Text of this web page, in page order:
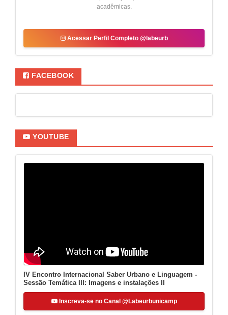
acadêmicas.
Acessar Perfil Completo @labeurb
FACEBOOK
YOUTUBE
IV Encontro Internacional Saber Urbano e Linguagem -
Sessão Temática III: Imagens e instalações II
Inscreva-se no Canal @Labeurbunicamp